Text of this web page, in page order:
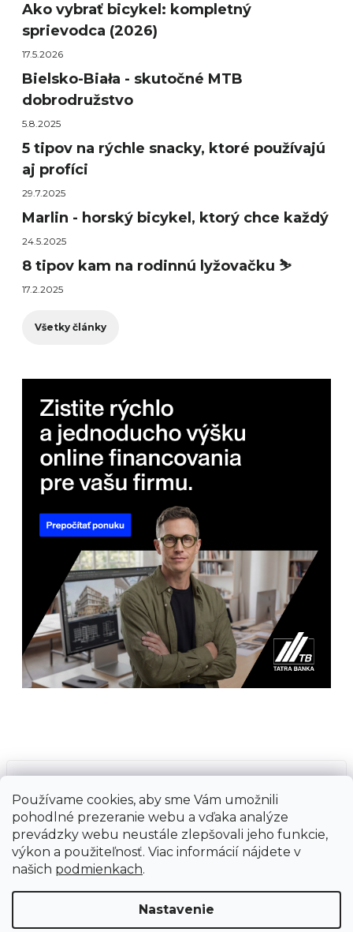
Používame cookies, aby sme Vám umožnili
pohodlné prezeranie webu a vďaka analýze
prevádzky webu neustále zlepšovali jeho funkcie,
výkon a použiteľnosť. Viac informácií nájdete v
našich podmienkach.
Nastavenie
Ako vybrať bicykel: kompletný
sprievodca (2026)
17.5.2026
Bielsko-Biała - skutočné MTB
dobrodružstvo
5.8.2025
5 tipov na rýchle snacky, ktoré používajú
aj profíci
29.7.2025
Marlin - horský bicykel, ktorý chce každý
24.5.2025
8 tipov kam na rodinnú lyžovačku ⛷️
17.2.2025
Všetky články
Ground Cycling Store
práva vyhradené.